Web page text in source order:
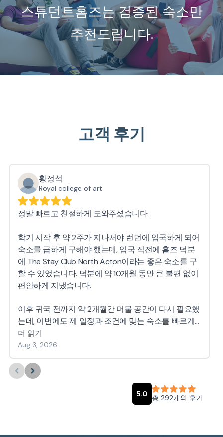
스튜던트홈즈는 검증된 숙소만
추천드립니다.
고객 후기